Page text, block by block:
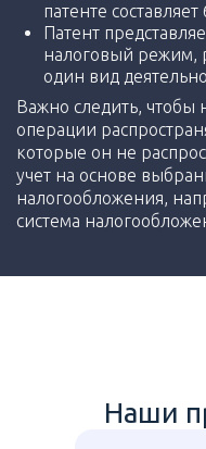
патенте
Патент
налоговый режим,
один вид
Важно следить,
операции
которые он не
учет на основе
налогообложения,
система
Наши